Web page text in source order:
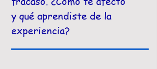
y qué aprendiste de la
experiencia?